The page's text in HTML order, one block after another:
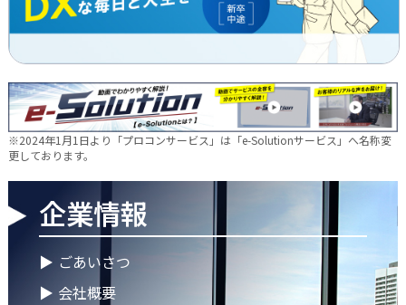
2026.05.28
現場に新たな活気を！NDTEC株式会社に4名の仲間が加わりました
🔧
2026.05.13
新卒第10期生 OJT研修の様子をご紹介✨
2026.04.28
2026.04.28
ゴールデンウイークに伴う休業期間のお知らせ
2026.04.25
徳島オフィス 事務所移転のお知らせ
※2024年1月1日より「プロコンサービス」は「e-Solutionサービス」へ名称変
更しております。
企業情報
▶ ごあいさつ
▶ 会社概要